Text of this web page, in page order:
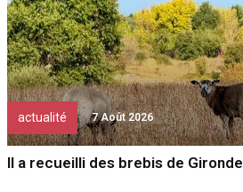
actualité 7 Août 2026
Il a recueilli des brebis de Gironde